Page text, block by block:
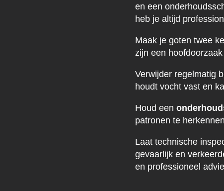
en een
heb je altijd
Maak je goten twee
zijn een
Verwijder regelmatig
houdt vocht vast en
Houd een
patronen te
Laat technische
gevaarlijk en
en professioneel